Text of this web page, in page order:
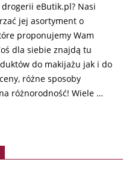
eButik.pl? Nasi
jej asortyment o
proponujemy Wam
dla siebie znajdą tu
do makijażu jak i do
różne sposoby
różnorodność! Wiele …